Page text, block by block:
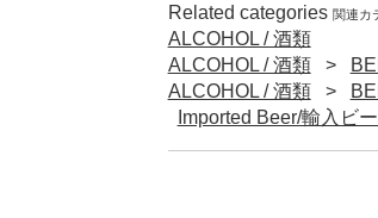
Related categories 関連カ
ALCOHOL / 酒類
ALCOHOL / 酒類
ALCOHOL / 酒類
Imported Beer/輸入ビ